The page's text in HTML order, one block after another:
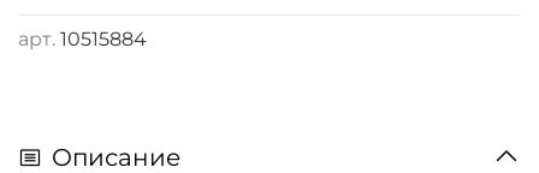
арт. 10515884
Описание